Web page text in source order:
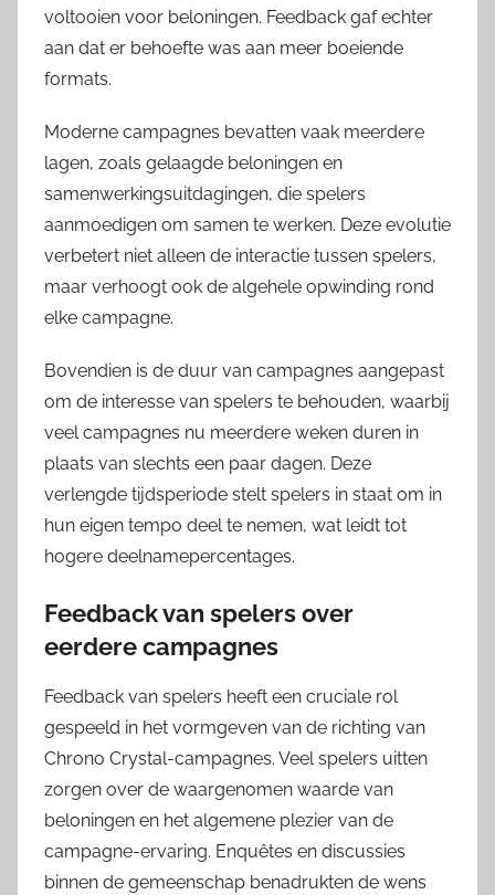
voltooien voor beloningen. Feedback gaf echter
aan dat er behoefte was aan meer boeiende
formats.
Moderne campagnes bevatten vaak meerdere
lagen, zoals gelaagde beloningen en
samenwerkingsuitdagingen, die spelers
aanmoedigen om samen te werken. Deze evolutie
verbetert niet alleen de interactie tussen spelers,
maar verhoogt ook de algehele opwinding rond
elke campagne.
Bovendien is de duur van campagnes aangepast
om de interesse van spelers te behouden, waarbij
veel campagnes nu meerdere weken duren in
plaats van slechts een paar dagen. Deze
verlengde tijdsperiode stelt spelers in staat om in
hun eigen tempo deel te nemen, wat leidt tot
hogere deelnamepercentages.
Feedback van spelers over
eerdere campagnes
Feedback van spelers heeft een cruciale rol
gespeeld in het vormgeven van de richting van
Chrono Crystal-campagnes. Veel spelers uitten
zorgen over de waargenomen waarde van
beloningen en het algemene plezier van de
campagne-ervaring. Enquêtes en discussies
binnen de gemeenschap benadrukten de wens